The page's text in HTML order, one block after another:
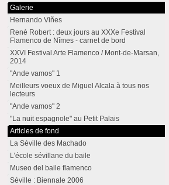
Galerie
Hernando Viñes
René Robert : deux jours au XXXe Festival
Flamenco de Nîmes - carnet de bord
XXVI Festival Arte Flamenco / Mont-de-Marsan,
2014
"Ande vamos" 1
Meilleurs voeux de Miguel Alcala à tous nos
lecteurs
"Ande vamos" 2
"La nuit espagnole" au Petit Palais
Articles de fond
La Séville des Machado
L’école sévillane du baile
Museo del baile flamenco
Séville : Biennale 2006